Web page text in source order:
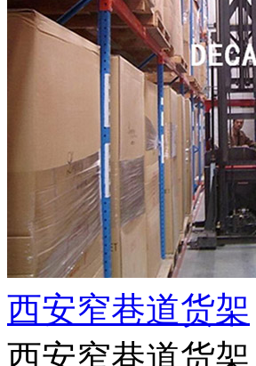
西安窄巷道货架
西安窄巷道货架